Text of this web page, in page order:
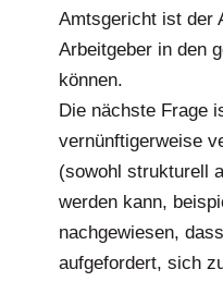
Amtsgericht ist der
Arbeitgeber in den
können.
Die nächste Frage
vernünftigerweise
(sowohl strukturell
werden kann,
nachgewiesen,
aufgefordert, sich